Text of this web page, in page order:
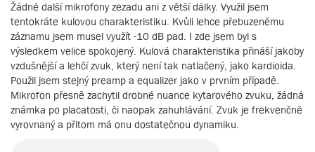
Žádné další mikrofony zezadu ani z větší dálky. Využil jsem
tentokráte kulovou charakteristiku. Kvůli lehce přebuzenému
záznamu jsem musel využít -10 dB pad. I zde jsem byl s
výsledkem velice spokojený. Kulová charakteristika přináší jakoby
vzdušnější a lehčí zvuk, který není tak natlačený, jako kardioida.
Použil jsem stejný preamp a equalizer jako v prvním případě.
Mikrofon přesně zachytil drobné nuance kytarového zvuku, žádná
známka po placatosti, či naopak zahuhlávání. Zvuk je frekvenčně
vyrovnaný a přitom má onu dostatečnou dynamiku.